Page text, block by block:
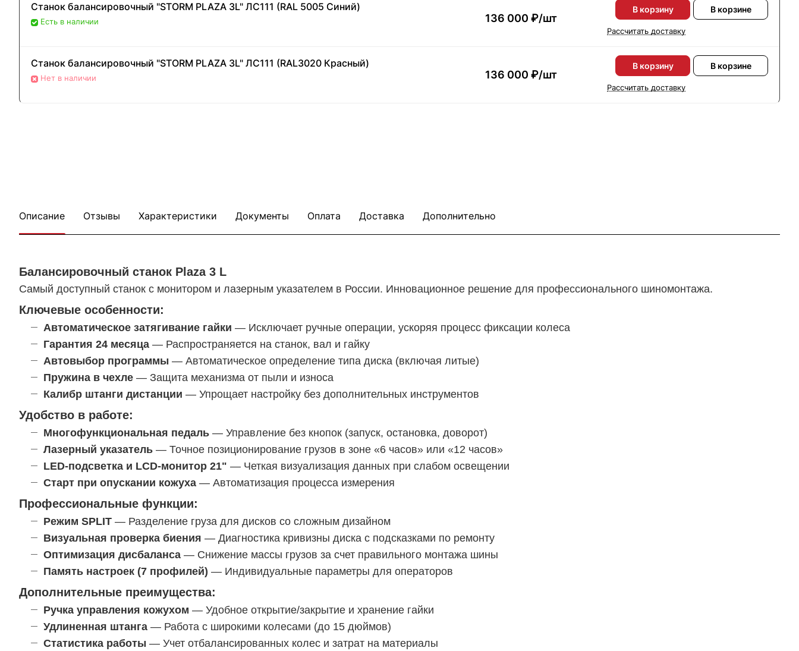
Станок балансировочный "STORM PLAZA 3L" ЛС111 (RAL 5005 Синий)
Есть в наличии 136 000 ₽/шт
В корзину В корзине
Рассчитать доставку
Станок балансировочный "STORM PLAZA 3L" ЛС111 (RAL3020 Красный)
Нет в наличии 136 000 ₽/шт
В корзину В корзине
Рассчитать доставку
Описание Отзывы Характеристики Документы Оплата Доставка Дополнительно
Балансировочный станок Plaza 3 L
Самый доступный станок с монитором и лазерным указателем в России. Инновационное решение для профессионального шиномонтажа.
Ключевые особенности:
Автоматическое затягивание гайки — Исключает ручные операции, ускоряя процесс фиксации колеса
Гарантия 24 месяца — Распространяется на станок, вал и гайку
Автовыбор программы — Автоматическое определение типа диска (включая литые)
Пружина в чехле — Защита механизма от пыли и износа
Калибр штанги дистанции — Упрощает настройку без дополнительных инструментов
Удобство в работе:
Многофункциональная педаль — Управление без кнопок (запуск, остановка, доворот)
Лазерный указатель — Точное позиционирование грузов в зоне «6 часов» или «12 часов»
LED-подсветка и LCD-монитор 21" — Четкая визуализация данных при слабом освещении
Старт при опускании кожуха — Автоматизация процесса измерения
Профессиональные функции:
Режим SPLIT — Разделение груза для дисков со сложным дизайном
Визуальная проверка биения — Диагностика кривизны диска с подсказками по ремонту
Оптимизация дисбаланса — Снижение массы грузов за счет правильного монтажа шины
Память настроек (7 профилей) — Индивидуальные параметры для операторов
Дополнительные преимущества:
Ручка управления кожухом — Удобное открытие/закрытие и хранение гайки
Удлиненная штанга — Работа с широкими колесами (до 15 дюймов)
Статистика работы — Учет отбалансированных колес и затрат на материалы